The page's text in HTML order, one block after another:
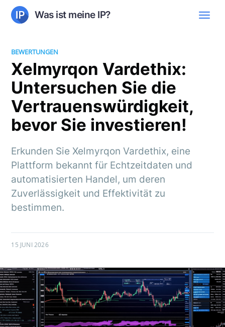
Was ist meine IP?
BEWERTUNGEN
Xelmyrqon Vardethix:
Untersuchen Sie die
Vertrauenswürdigkeit,
bevor Sie investieren!
Erkunden Sie Xelmyrqon Vardethix, eine
Plattform bekannt für Echtzeitdaten und
automatisierten Handel, um deren
Zuverlässigkeit und Effektivität zu
bestimmen.
15 JUNI 2026